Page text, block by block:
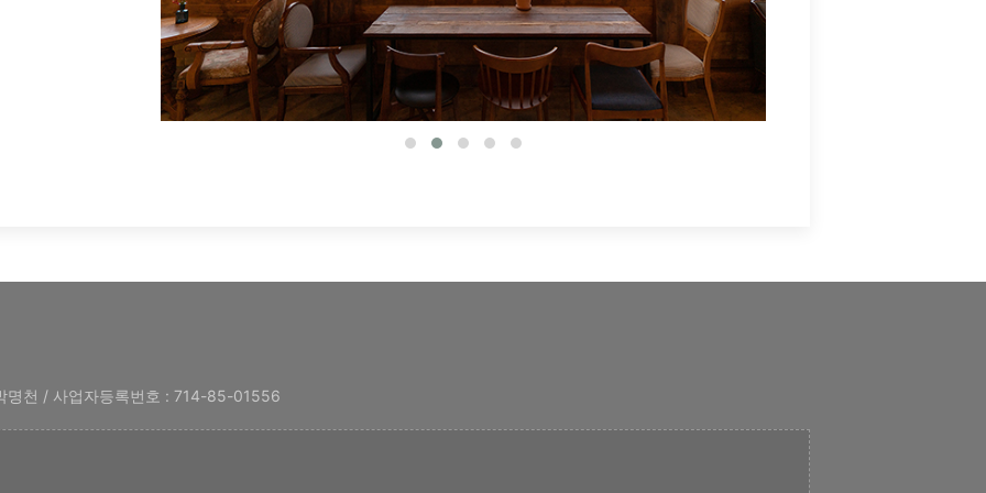
명천 / 사업자등록번호 : 714-85-01556